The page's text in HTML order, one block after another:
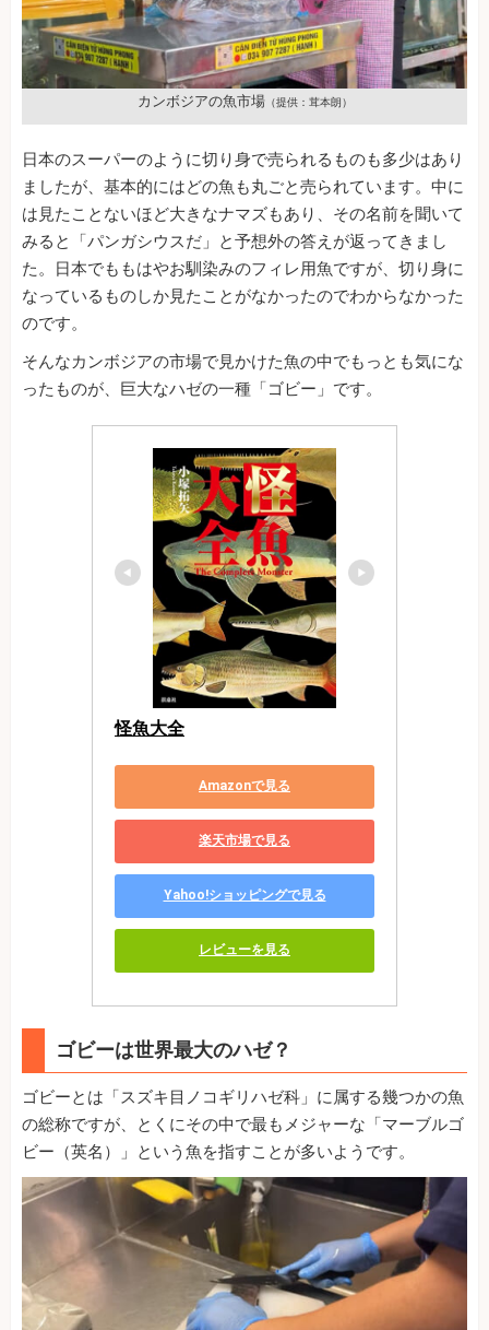
カンボジアの魚市場（提供：茸本朗）
日本のスーパーのように切り身で売られるものも多少はあり
ましたが、基本的にはどの魚も丸ごと売られています。中に
は見たことないほど大きなナマズもあり、その名前を聞いて
みると「パンガシウスだ」と予想外の答えが返ってきまし
た。日本でももはやお馴染みのフィレ用魚ですが、切り身に
なっているものしか見たことがなかったのでわからなかった
のです。
そんなカンボジアの市場で見かけた魚の中でもっとも気にな
ったものが、巨大なハゼの一種「ゴビー」です。
怪魚大全
Amazonで見る
楽天市場で見る
Yahoo!ショッピングで見る
レビューを見る
ゴビーは世界最大のハゼ？
ゴビーとは「スズキ目ノコギリハゼ科」に属する幾つかの魚
の総称ですが、とくにその中で最もメジャーな「マーブルゴ
ビー（英名）」という魚を指すことが多いようです。